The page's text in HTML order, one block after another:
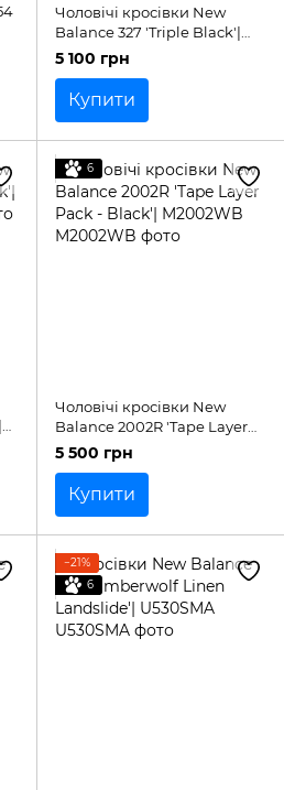
Чоловічі кросівки New
Balance 327 'Triple Black'|
MS327CTB
5 100 грн
Купити
6
Чоловічі кросівки New
Balance 2002R 'Tape Layer
Pack - Black'| M2002WB
5 500 грн
Купити
−21%
6